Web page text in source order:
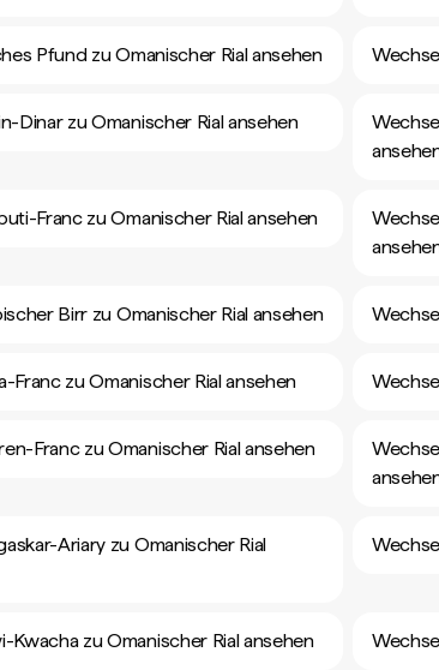
Pfund zu Omanischer Rial ansehen
Dinar zu Omanischer Rial ansehen
Franc zu Omanischer Rial ansehen
Birr zu Omanischer Rial ansehen
Franc zu Omanischer Rial ansehen
Franc zu Omanischer Rial ansehen
Ariary zu Omanischer Rial
Kwacha zu Omanischer Rial ansehen